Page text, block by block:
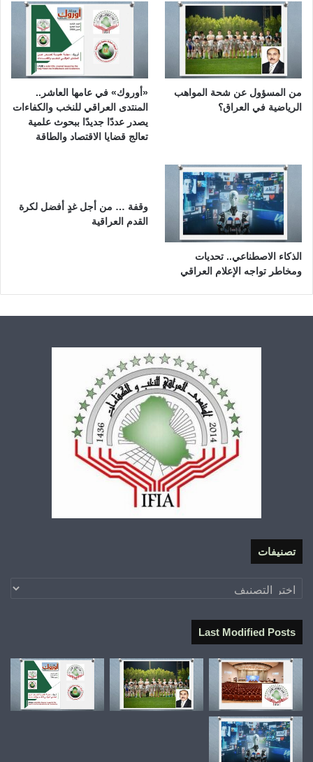
من المسؤول عن شحة المواهب
الرياضية في العراق؟
«أوروك» في عامها العاشر..
المنتدى العراقي للنخب والكفاءات
يصدر عددًا جديدًا ببحوث علمية
تعالج قضايا الاقتصاد والطاقة
الذكاء الاصطناعي.. تحديات
ومخاطر تواجه الإعلام العراقي
وقفة … من أجل غدٍ أفضل لكرة
القدم العراقية
تصنيفات
تصنيفات
Last Modified Posts